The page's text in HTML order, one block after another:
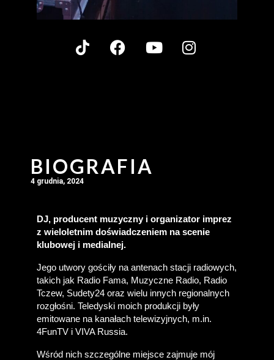
BIOGRAFIA
4 grudnia, 2024
DJ, producent muzyczny i organizator imprez
z wieloletnim doświadczeniem na scenie
klubowej i medialnej.
Jego utwory gościły na antenach stacji radiowych,
takich jak Radio Fama, Muzyczne Radio, Radio
Tczew, Sudety24 oraz wielu innych regionalnych
rozgłośni. Teledyski moich produkcji były
emitowane na kanałach telewizyjnych, m.in.
4FunTV i VIVA Russia.
Wśród nich szczególne miejsce zajmuje mój